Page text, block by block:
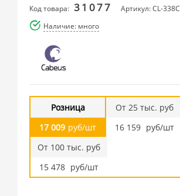
Код товара: 31077
Артикул: CL-338C
Наличие: много
Розница
17 009 руб/шт
От 25 тыс. руб
16 159 руб/шт
От 100 тыс. руб
15 478 руб/шт